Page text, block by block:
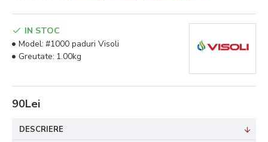
90Lei
IN STOC
Model: #1000 paduri Visoli
Greutate: 1.00kg
DESCRIERE